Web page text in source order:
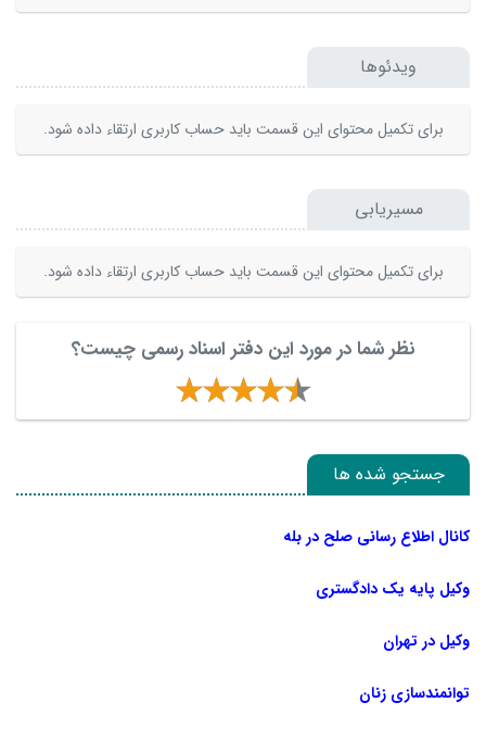
ویدئوها
برای تکمیل محتوای این قسمت باید حساب کاربری ارتقاء داده شود.
مسیریابی
برای تکمیل محتوای این قسمت باید حساب کاربری ارتقاء داده شود.
نظر شما در مورد این دفتر اسناد رسمی چیست؟
جستجو شده ها
کانال اطلاع رسانی صلح در بله
وکیل پایه یک دادگستری
وکیل در تهران
توانمندسازی زنان